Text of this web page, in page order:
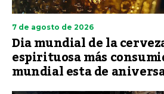
7 de agosto de 2026
Dia mundial de la
espirituosa más
mundial esta de